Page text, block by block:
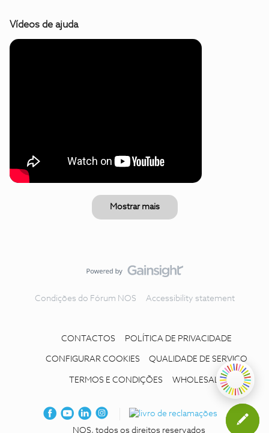
Vídeos de ajuda
Mostrar mais
Condições do Fórum NOS Accessibility statement
CONTACTOS POLÍTICA DE PRIVACIDADE
CONFIGURAR COOKIES QUALIDADE DE SERVIÇO
TERMOS E CONDIÇÕES WHOLESALE
NOS, todos os direitos reservados